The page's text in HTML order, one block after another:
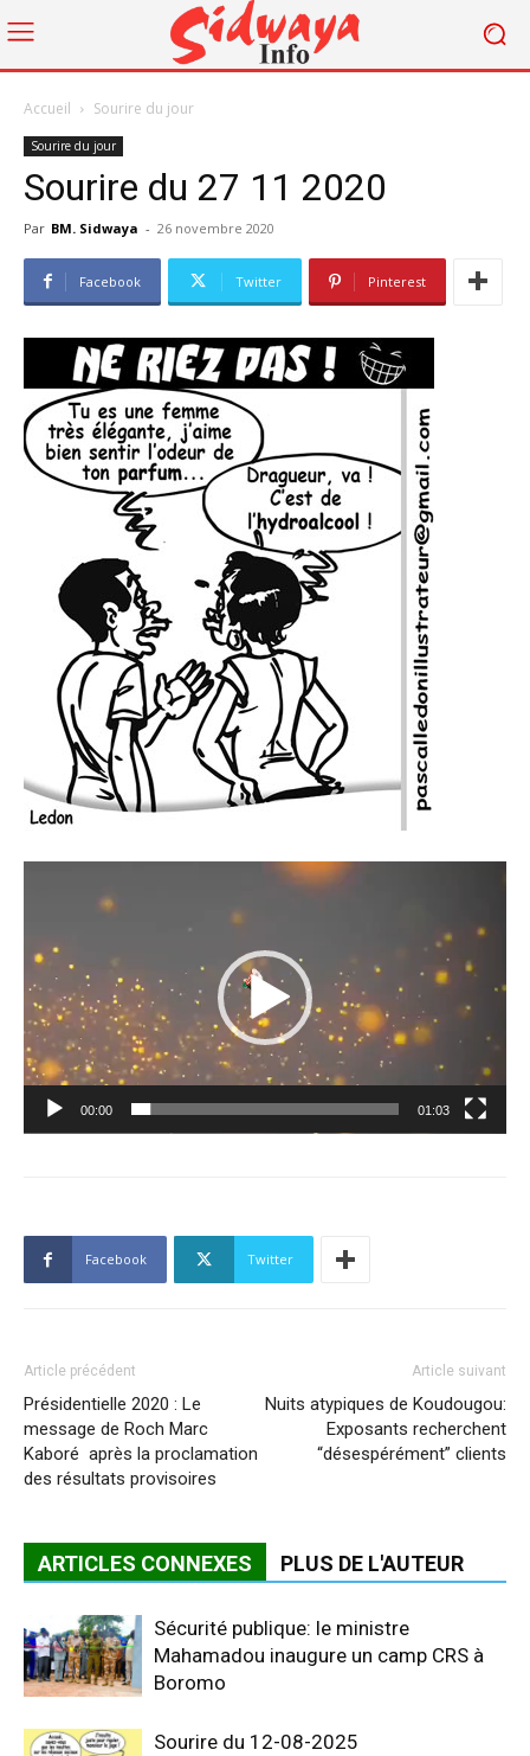
Accueil Sourire du jour
Sourire du jour
Sourire du 27 11 2020
Par BM. Sidwaya - 26 novembre 2020
Facebook Twitter Pinterest
Lecteur
00:00 01:03
Facebook Twitter
Article précédent
Présidentielle 2020 : Le
message de Roch Marc
Kaboré après la proclamation
des résultats provisoires
Article suivant
Nuits atypiques de Koudougou:
Exposants recherchent
“désespérément” clients
ARTICLES CONNEXES PLUS DE L'AUTEUR
Sécurité publique: le ministre
Mahamadou inaugure un camp CRS à
Boromo
Sourire du 12-08-2025